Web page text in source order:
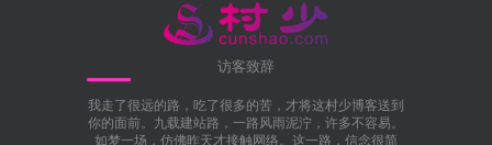
访客致辞
我走了很远的路，吃了很多的苦，才将这村少博客送到
你的面前。九载建站路，一路风雨泥泞，许多不容易。
如梦一场，仿佛昨天才接触网络。这一路，信念很简